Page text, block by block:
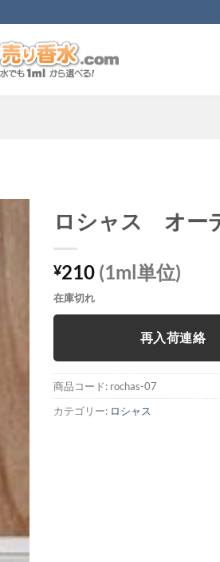
ロシャス オー
¥210 (1ml単位)
在庫切れ
再入荷連絡
商品コード: rochas-07
カテゴリー: ロシャス